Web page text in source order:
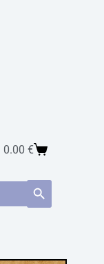
0.00€
Search Button